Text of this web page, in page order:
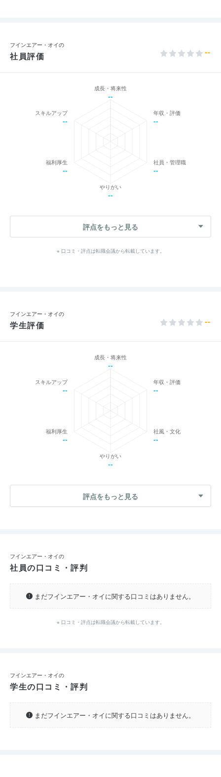
フインエアー・オイの
社員評価 --
成長・将来性
--
年収・評価
--
社員・管理職
--
やりがい
--
福利厚生
--
スキルアップ
--
評点をもっと見る
※ 口コミ・評点は転職会議から転載しています。
フインエアー・オイの
学生評価 --
成長・将来性
--
年収・評価
--
社風・文化
--
やりがい
--
福利厚生
--
スキルアップ
--
評点をもっと見る
フインエアー・オイの
社員の口コミ・評判
まだフインエアー・オイに関する口コミはありません。
※ 口コミ・評点は転職会議から転載しています。
フインエアー・オイの
学生の口コミ・評判
まだフインエアー・オイに関する口コミはありません。